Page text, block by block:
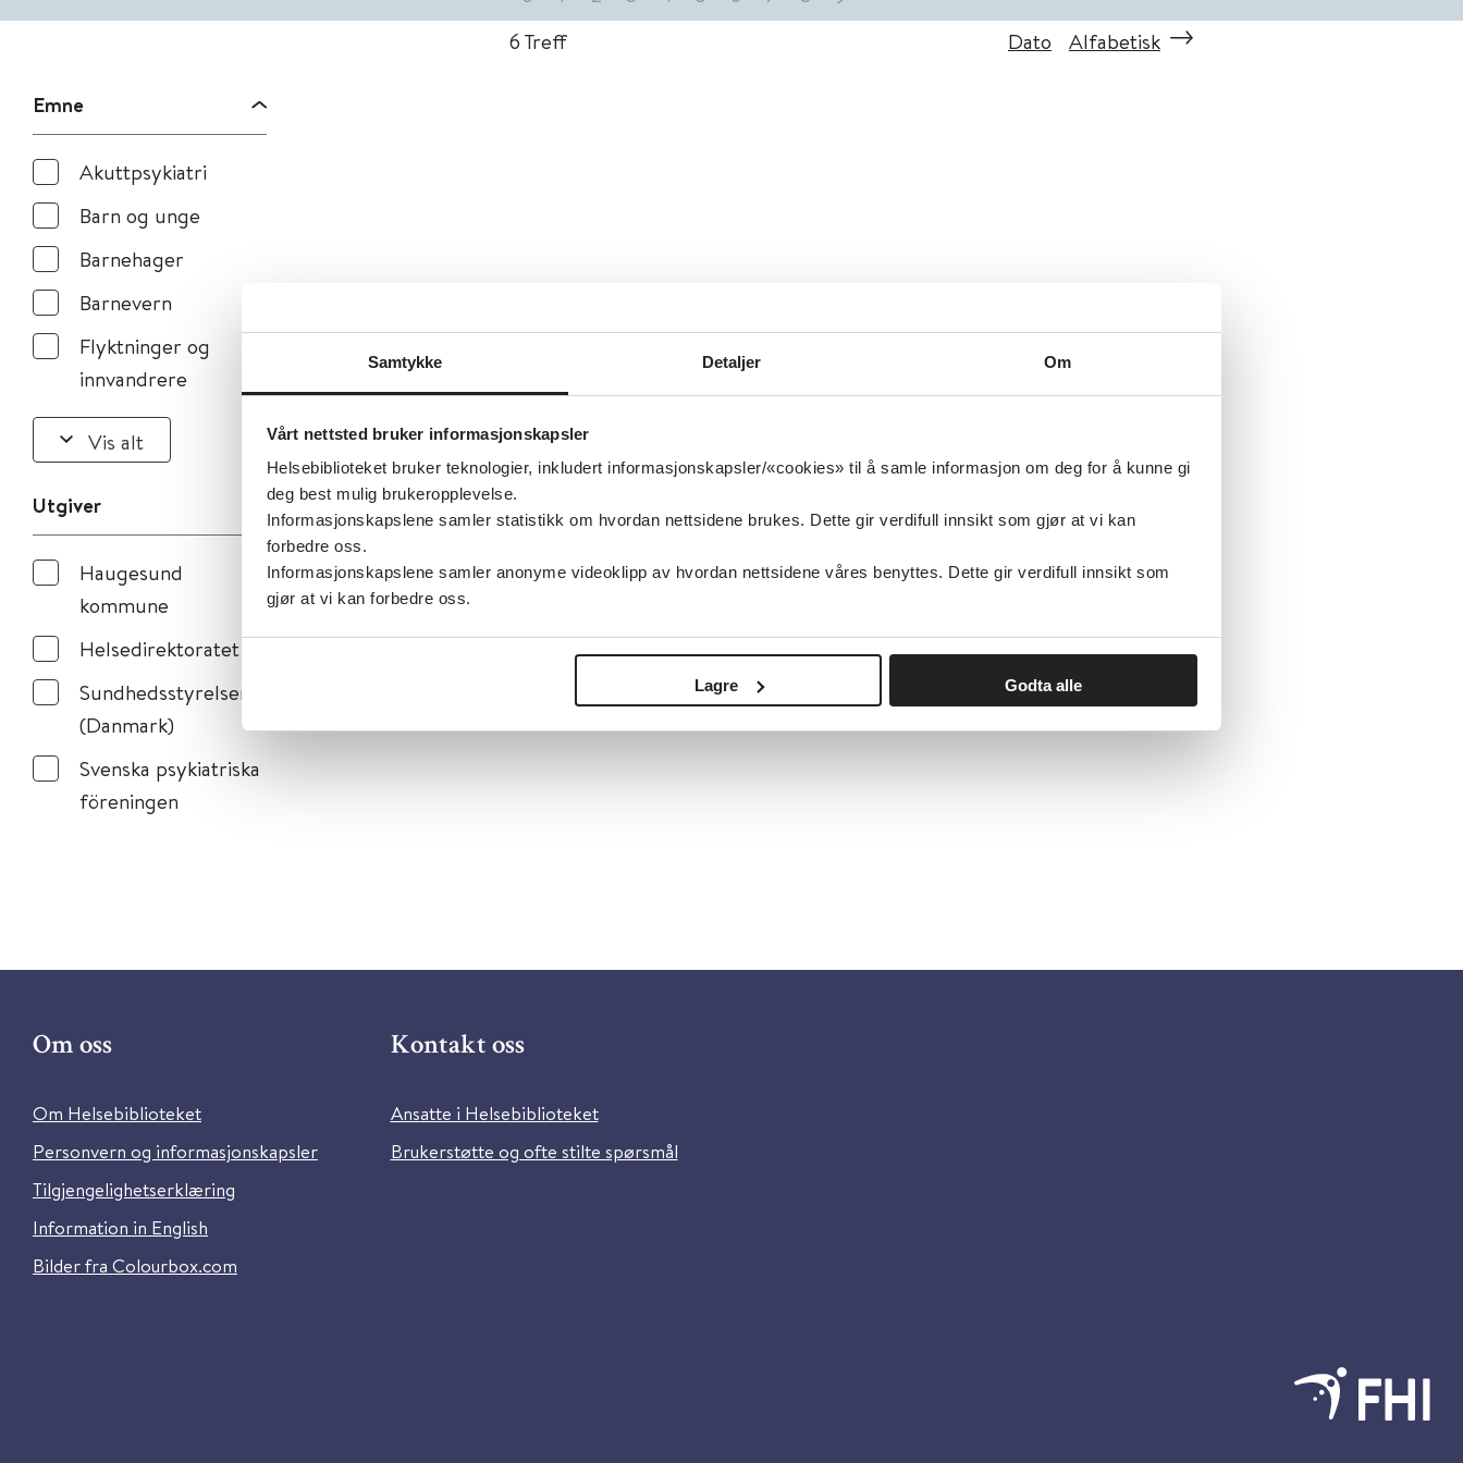
Samtykke Detaljer Om
Vårt nettsted bruker informasjonskapsler
Helsebiblioteket bruker teknologier, inkludert informasjonskapsler/«cookies» til å samle informasjon om deg for å kunne gi
deg best mulig brukeropplevelse.
Informasjonskapslene samler statistikk om hvordan nettsidene brukes. Dette gir verdifull innsikt som gjør at vi kan
forbedre oss.
Informasjonskapslene samler anonyme videoklipp av hvordan nettsidene våres benyttes. Dette gir verdifull innsikt som
gjør at vi kan forbedre oss.
Lagre Godta alle
Emne
Akuttpsykiatri
Barn og unge
Barnehager
Barnevern
Flyktninger og
innvandrere
Vis alt
Utgiver
Haugesund
kommune
Helsedirektoratet
Sundhedsstyrelsen
(Danmark)
Svenska psykiatriska
föreningen
6 Treff Dato Alfabetisk
Om oss
Om Helsebiblioteket
Personvern og informasjonskapsler
Tilgjengelighetserklæring
Information in English
Bilder fra Colourbox.com
Kontakt oss
Ansatte i Helsebiblioteket
Brukerstøtte og ofte stilte spørsmål